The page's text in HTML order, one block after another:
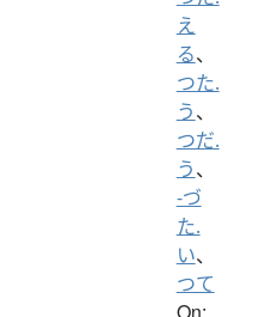
え
る、
つた.
う、
つだ.
う、
-づ
た.
い、
つて
On: